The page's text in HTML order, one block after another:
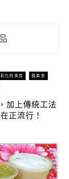
彰化哈美食 搜美食
加上傳統工法
正流行！